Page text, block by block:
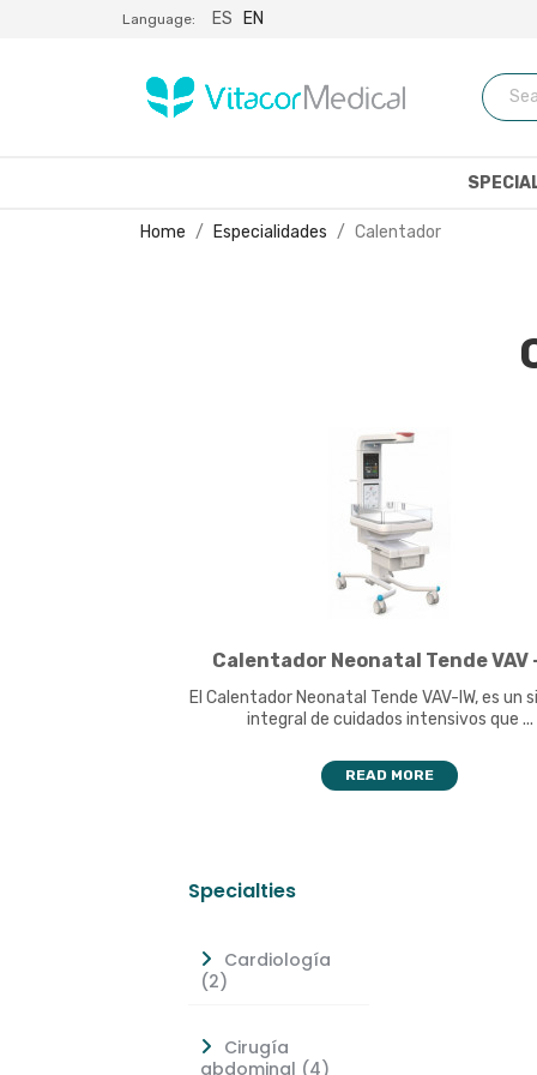
Language: ES EN
Home Especialidades Calentador
Calentador Neonatal Tende VAV
El Calentador Neonatal Tende VAV-IW, es un
integral de cuidados intensivos que ...
READ MORE
Specialties
Cardiología
(2)
Cirugía
abdominal (4)